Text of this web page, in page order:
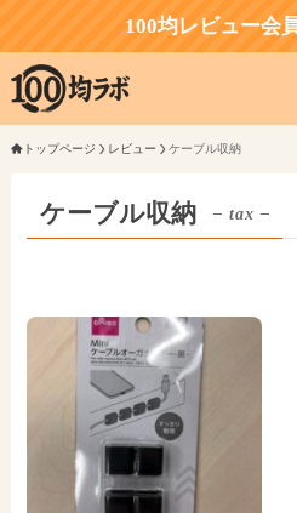
100均レビュー会
トップページ レビュー ケーブル収納
ケーブル収納 – tax –